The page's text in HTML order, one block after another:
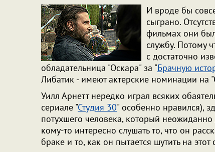
И вроде бы
сыграно.
фильмах они
службу. Потому
с достаточно
обладательница "Оскара" за "Брачную
Либатик - имеют актерские номинации на
Уилл Арнетт нередко играл всяких
сериале "Студия 30" особенно нравился),
потухшего человека, который
кому-то интересно слушать то, что он
браке и то, как он пытается шутить на этот